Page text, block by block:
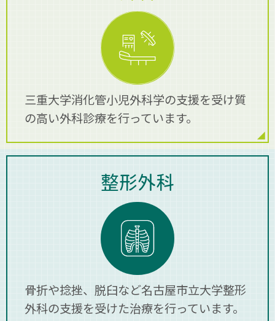
き、原則上記時間帯で問い合わせ頂くようお願
整形外科及び関節専門外来のご案内
2021.11.16
【新型コロナウイルス感染症における当院の取
詳しくはこちらから
ホームページをリニューアルしました。今後共
宜しくお願いいたします。
三重大学消化管小児外科学の支援を受け質
の高い外科診療を行っています。
整形外科
骨折や捻挫、脱臼など名古屋市立大学整形
外科の支援を受けた治療を行っています。